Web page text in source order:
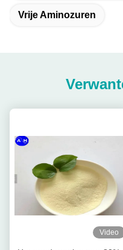
Vrije Aminozuren
Video